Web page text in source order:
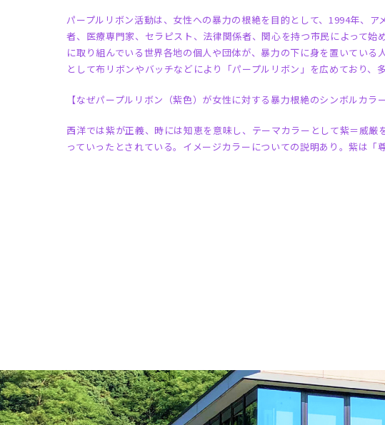
パープルリボン活動は、女性への暴力の根絶を目的として、1994年、
者、医療専門家、セラピスト、法律関係者、関心を持つ市民によって
に取り組んでいる世界各地の個人や団体が、暴力の下に身を置いてい
として布リボンやバッチなどにより「パープルリボン」を広めており、
【なぜパープルリボン（紫色）が女性に対する暴力根絶のシンボルカラ
西洋では紫が正義、時には知恵を意味し、テーマカラーとして紫＝威
っていったとされている。イメージカラーについての説明あり。紫は「